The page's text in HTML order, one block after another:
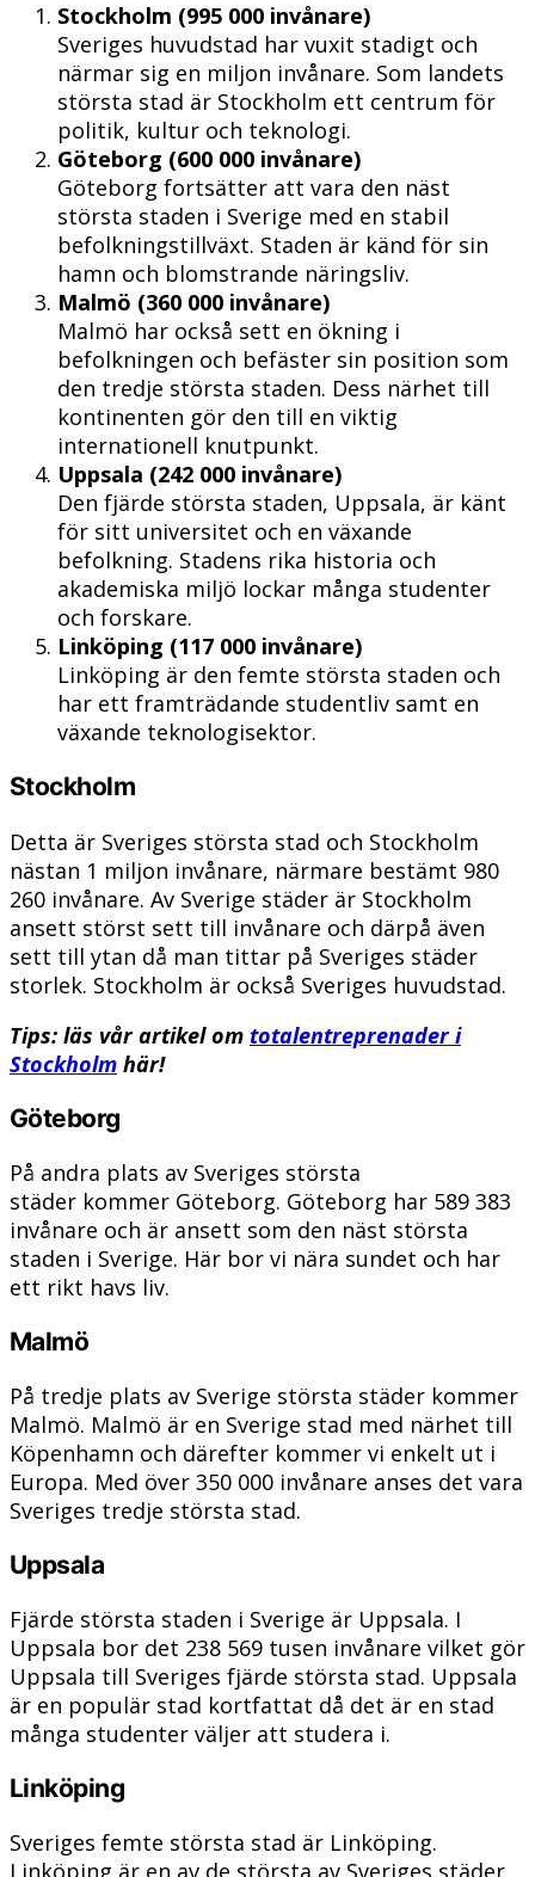
Stockholm (995 000 invånare)
Sveriges huvudstad har vuxit stadigt och
närmar sig en miljon invånare. Som landets
största stad är Stockholm ett centrum för
politik, kultur och teknologi.
Göteborg (600 000 invånare)
Göteborg fortsätter att vara den näst
största staden i Sverige med en stabil
befolkningstillväxt. Staden är känd för sin
hamn och blomstrande näringsliv.
Malmö (360 000 invånare)
Malmö har också sett en ökning i
befolkningen och befäster sin position som
den tredje största staden. Dess närhet till
kontinenten gör den till en viktig
internationell knutpunkt.
Uppsala (242 000 invånare)
Den fjärde största staden, Uppsala, är känt
för sitt universitet och en växande
befolkning. Stadens rika historia och
akademiska miljö lockar många studenter
och forskare.
Linköping (117 000 invånare)
Linköping är den femte största staden och
har ett framträdande studentliv samt en
växande teknologisektor.
Stockholm
Detta är Sveriges största stad och Stockholm
nästan 1 miljon invånare, närmare bestämt 980
260 invånare. Av Sverige städer är Stockholm
ansett störst sett till invånare och därpå även
sett till ytan då man tittar på Sveriges städer
storlek. Stockholm är också Sveriges huvudstad.
Tips: läs vår artikel om totalentreprenader i
Stockholm här!
Göteborg
På andra plats av Sveriges största
städer kommer Göteborg. Göteborg har 589 383
invånare och är ansett som den näst största
staden i Sverige. Här bor vi nära sundet och har
ett rikt havs liv.
Malmö
På tredje plats av Sverige största städer kommer
Malmö. Malmö är en Sverige stad med närhet till
Köpenhamn och därefter kommer vi enkelt ut i
Europa. Med över 350 000 invånare anses det vara
Sveriges tredje största stad.
Uppsala
Fjärde största staden i Sverige är Uppsala. I
Uppsala bor det 238 569 tusen invånare vilket gör
Uppsala till Sveriges fjärde största stad. Uppsala
är en populär stad kortfattat då det är en stad
många studenter väljer att studera i.
Linköping
Sveriges femte största stad är Linköping.
Linköping är en av de största av Sveriges städer.